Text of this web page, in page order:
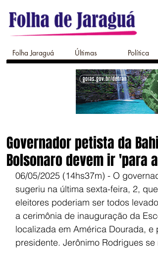
Folha Jaraguá Últimas Política
Governador petista da
Bolsonaro devem ir 'para
06/05/2025 (14hs37m) - O
sugeriu na última sexta-feira, 2,
eleitores poderiam ser todos
a cerimônia de inauguração da
localizada em América Dourada,
presidente. Jerônimo Rodrigues